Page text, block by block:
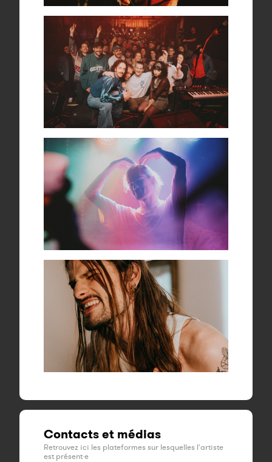
Contacts et médias
Retrouvez ici les plateformes sur lesquelles l'artiste
est présent·e